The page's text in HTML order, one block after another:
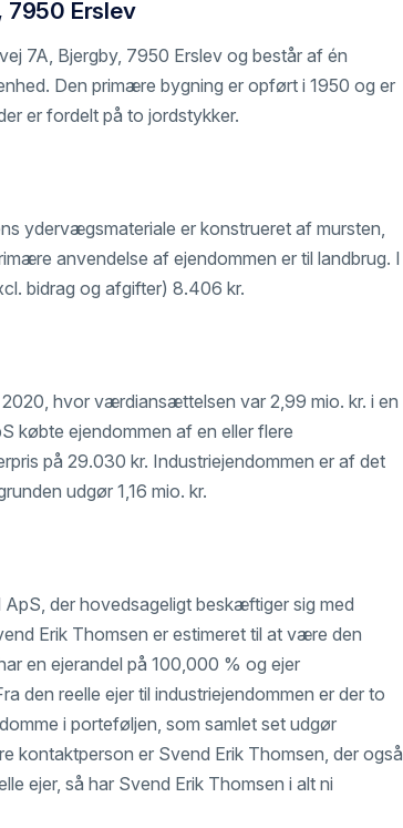
7950 Erslev
7A, Bjergby, 7950 Erslev og består af én
Den primære bygning er opført i 1950 og er
er fordelt på to jordstykker.
ydervægsmateriale er konstrueret af mursten,
anvendelse af ejendommen er til landbrug. I
bidrag og afgifter) 8.406 kr.
hvor værdiansættelsen var 2,99 mio. kr. i en
købte ejendommen af en eller flere
på 29.030 kr. Industriejendommen er af det
udgør 1,16 mio. kr.
der hovedsageligt beskæftiger sig med
Erik Thomsen er estimeret til at være den
en ejerandel på 100,000 % og ejer
den reelle ejer til industriejendommen er der to
i porteføljen, som samlet set udgør
kontaktperson er Svend Erik Thomsen, der også
ejer, så har Svend Erik Thomsen i alt ni